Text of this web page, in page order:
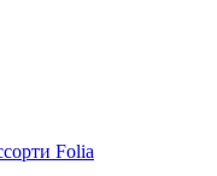
Folia